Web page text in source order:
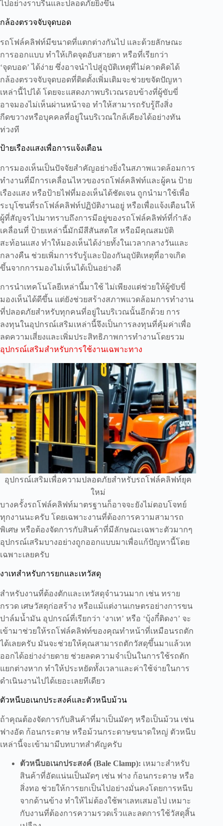
ไปอย่างราบรื่นและปลอดภัยยิ่งขึ้น
กล้องตรวจจับจุดบอด
รถโฟล์คลิฟท์มีขนาดที่แตกต่างกันไป และด้วยลักษณะ
การออกแบบ ทำให้เกิดจุดอับสายตา หรือที่เรียกว่า
‘จุดบอด’ ได้ง่าย ซึ่งอาจนำไปสู่อุบัติเหตุที่ไม่คาดคิดได้
กล้องตรวจจับจุดบอดที่ติดตั้งเพิ่มเติมจะช่วยขจัดปัญหา
เหล่านี้ไปได้ โดยจะแสดงภาพบริเวณรอบข้างที่ผู้ขับขี่
อาจมองไม่เห็นผ่านหน้าจอ ทำให้สามารถรับรู้ถึงสิ่ง
กีดขวางหรือบุคคลที่อยู่ในบริเวณใกล้เคียงได้อย่างทัน
ท่วงที
ป้ายเรืองแสงเพื่อการแจ้งเตือน
การมองเห็นเป็นปัจจัยสำคัญอย่างยิ่งในสภาพแวดล้อมการ
ทำงานที่มีการเคลื่อนไหวของรถโฟล์คลิฟท์และผู้คน ป้าย
เรืองแสง หรือป้ายไฟที่มองเห็นได้ชัดเจน ถูกนำมาใช้เพื่อ
ระบุโซนที่รถโฟล์คลิฟท์ปฏิบัติงานอยู่ หรือเพื่อแจ้งเตือนให้
ผู้ที่สัญจรไปมาทราบถึงการมีอยู่ของรถโฟล์คลิฟท์ที่กำลัง
เคลื่อนที่ ป้ายเหล่านี้มักมีสีสันสดใส หรือมีคุณสมบัติ
สะท้อนแสง ทำให้มองเห็นได้ง่ายทั้งในเวลากลางวันและ
กลางคืน ช่วยเพิ่มการรับรู้และป้องกันอุบัติเหตุที่อาจเกิด
ขึ้นจากการมองไม่เห็นได้เป็นอย่างดี
การนำเทคโนโลยีเหล่านี้มาใช้ ไม่เพียงแต่ช่วยให้ผู้ขับขี่
มองเห็นได้ดีขึ้น แต่ยังช่วยสร้างสภาพแวดล้อมการทำงาน
ที่ปลอดภัยสำหรับทุกคนที่อยู่ในบริเวณนั้นอีกด้วย การ
ลงทุนในอุปกรณ์เสริมเหล่านี้จึงเป็นการลงทุนที่คุ้มค่าเพื่อ
ลดความเสี่ยงและเพิ่มประสิทธิภาพการทำงานโดยรวม
อุปกรณ์เสริมสำหรับการใช้งานเฉพาะทาง
อุปกรณ์เสริมเพื่อความปลอดภัยสำหรับรถโฟล์คลิฟท์ยุค
ใหม่
บางครั้งรถโฟล์คลิฟท์มาตรฐานก็อาจจะยังไม่ตอบโจทย์
ทุกงานนะครับ โดยเฉพาะงานที่ต้องการความสามารถ
พิเศษ หรือต้องจัดการกับสินค้าที่มีลักษณะเฉพาะตัวมากๆ
อุปกรณ์เสริมบางอย่างถูกออกแบบมาเพื่อแก้ปัญหานี้โดย
เฉพาะเลยครับ
งาเทสำหรับการยกและเทวัสดุ
สำหรับงานที่ต้องตักและเทวัสดุจำนวนมาก เช่น ทราย
กรวด เศษวัสดุก่อสร้าง หรือแม้แต่งานเกษตรอย่างการขน
ปาล์มน้ำมัน อุปกรณ์ที่เรียกว่า ‘งาเท’ หรือ ‘บุ้งกี๋ติดงา’ จะ
เข้ามาช่วยให้รถโฟล์คลิฟท์ของคุณทำหน้าที่เหมือนรถตัก
ได้เลยครับ มันจะช่วยให้คุณสามารถตักวัสดุขึ้นมาแล้วเท
ออกได้อย่างง่ายดาย ช่วยลดความจำเป็นในการใช้รถตัก
แยกต่างหาก ทำให้ประหยัดทั้งเวลาและค่าใช้จ่ายในการ
ดำเนินงานไปได้เยอะเลยทีเดียว
ตัวหนีบอเนกประสงค์และตัวหนีบม้วน
ถ้าคุณต้องจัดการกับสินค้าที่มาเป็นมัดๆ หรือเป็นม้วน เช่น
ฟางอัด ก้อนกระดาษ หรือม้วนกระดาษขนาดใหญ่ ตัวหนีบ
เหล่านี้จะเข้ามามีบทบาทสำคัญครับ
ตัวหนีบอเนกประสงค์ (Bale Clamp): เหมาะสำหรับ
สินค้าที่อัดแน่นเป็นมัดๆ เช่น ฟาง ก้อนกระดาษ หรือ
สิ่งทอ ช่วยให้การยกเป็นไปอย่างมั่นคงโดยการหนีบ
จากด้านข้าง ทำให้ไม่ต้องใช้พาเลทเสมอไป เหมาะ
กับงานที่ต้องการความรวดเร็วและลดการใช้วัสดุสิ้น